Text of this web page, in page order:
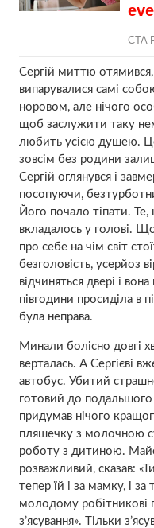
Сергій миттю
випарувалися самі
норовом, але нічого
щоб заслужити таку
любить усією душею.
зовсім без родини
Сергій оглянувся і
посопуючи,
Його почало тіпати. Те,
вкладалось у голові.
про себе на чім світ
безголовість, усерйоз
відчиняться двері і
півгодини просиділа в
була неправа.
Минали болісно довгі
верталась. А Сергієві
автобус. Убитий
готовий до подальшого
придумав нічого
пляшечку з молочною
роботу з дитиною.
розважливий, сказав:
тепер їй і за мамку, і за
молодому робітникові
з’ясування». Тільки